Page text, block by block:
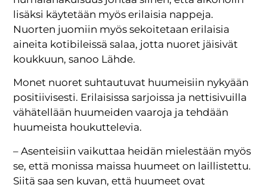
lisäksi käytetään myös erilaisia nappeja.
Nuorten juomiin myös sekoitetaan erilaisia
aineita kotibileissä salaa, jotta nuoret jäisivät
koukkuun, sanoo Lähde.
Monet nuoret suhtautuvat huumeisiin nykyään
positiivisesti. Erilaisissa sarjoissa ja nettisivuilla
vähätellään huumeiden vaaroja ja tehdään
huumeista houkuttelevia.
– Asenteisiin vaikuttaa heidän mielestään myös
se, että monissa maissa huumeet on laillistettu.
Siitä saa sen kuvan, että huumeet ovat